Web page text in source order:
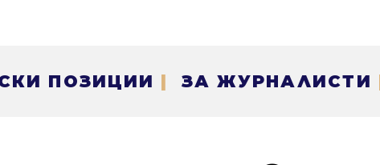
ПОЗИЦИИ | ЗА ЖУРНАЛИСТИ